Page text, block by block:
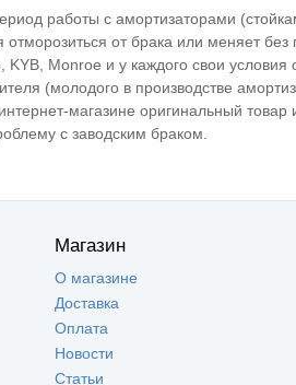
работы с амортизаторами
отморозиться от брака или меняет
KYB, Monroe и у каждого свои
(молодого в производстве
магазине оригинальный
с заводским браком.
Магазин
О магазине
Доставка
Оплата
Новости
Статьи